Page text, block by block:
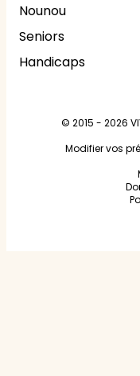
Nounou
Seniors
Handicaps
© 2015 - 2026
Modifier vos